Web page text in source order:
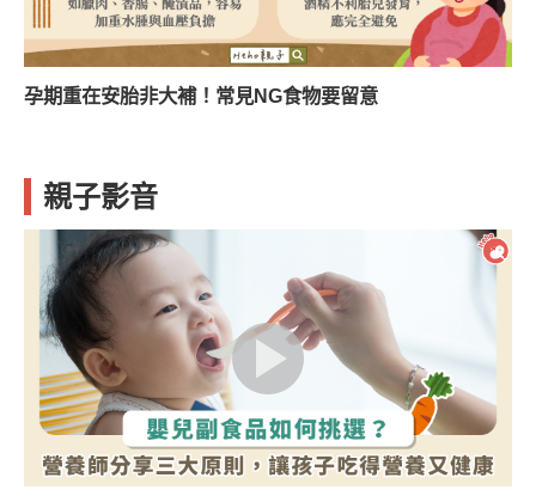
孕期重在安胎非大補！常見NG食物要留意
親子影音